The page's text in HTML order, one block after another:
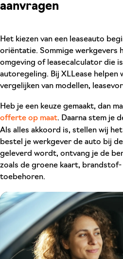
aanvragen
Het kiezen van een leaseauto
oriëntatie. Sommige werkgevers
omgeving of leasecalculator die
autoregeling. Bij XLLease helpen
vergelijken van modellen,
Heb je een keuze gemaakt, dan
offerte op maat. Daarna stem je
Als alles akkoord is, stellen wij
bestel je werkgever de auto bij
geleverd wordt, ontvang je de
zoals de groene kaart, brandstof-
toebehoren.